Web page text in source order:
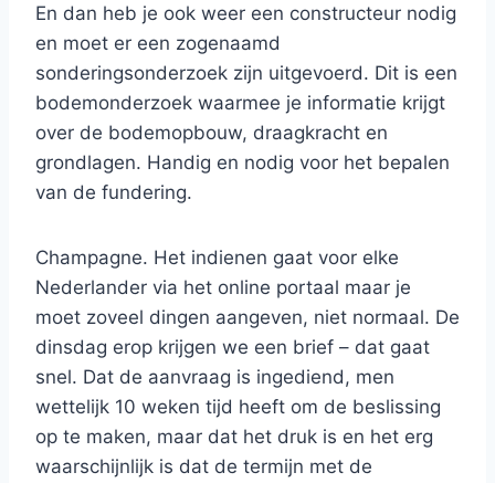
En dan heb je ook weer een constructeur nodig
en moet er een zogenaamd
sonderingsonderzoek zijn uitgevoerd. Dit is een
bodemonderzoek waarmee je informatie krijgt
over de bodemopbouw, draagkracht en
grondlagen. Handig en nodig voor het bepalen
van de fundering.
Champagne. Het indienen gaat voor elke
Nederlander via het online portaal maar je
moet zoveel dingen aangeven, niet normaal. De
dinsdag erop krijgen we een brief – dat gaat
snel. Dat de aanvraag is ingediend, men
wettelijk 10 weken tijd heeft om de beslissing
op te maken, maar dat het druk is en het erg
waarschijnlijk is dat de termijn met de